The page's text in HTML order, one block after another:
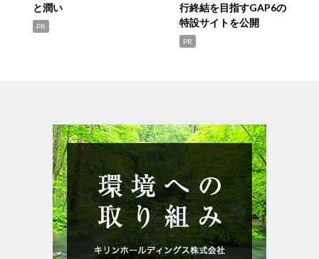
と潤い
PR
行終結を目指すGAP6の
特設サイトを公開
PR